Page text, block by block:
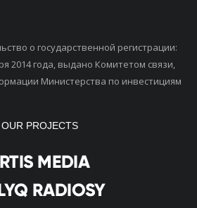
о государственной регистрации:
2014 года, выдано Комитетом связи,
Министерства по инвестициям
OUR PROJECTS